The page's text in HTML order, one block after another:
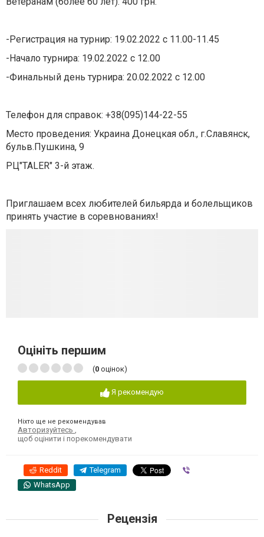
-Регистрация на турнир: 19.02.2022 с 11.00-11.45
-Начало турнира: 19.02.2022 с 12.00
-Финальный день турнира: 20.02.2022 с 12.00
Телефон для справок: +38(095)144-22-55
Место проведения: Украина Донецкая обл., г.Славянск,
бульв.Пушкина, 9
РЦ"TALER" 3-й этаж.
Приглашаем всех любителей бильярда и болельщиков
принять участие в соревнованиях!
Оцініть першим
(0 оцінок)
Я рекомендую
Ніхто ще не рекомендував
Авторизуйтесь
щоб оцінити і порекомендувати
Reddit Telegram
WhatsApp
Рецензія